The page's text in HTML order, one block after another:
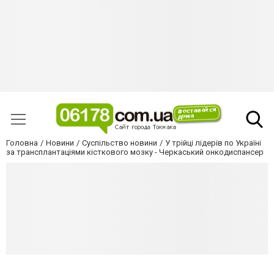
Головна Новини Суспільство новини
У трійці лідерів по Україні
за трансплантаціями кісткового мозку - Черкаський онкодиспансер